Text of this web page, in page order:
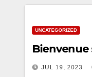
UNCATEGORIZED
JUL 19, 2023